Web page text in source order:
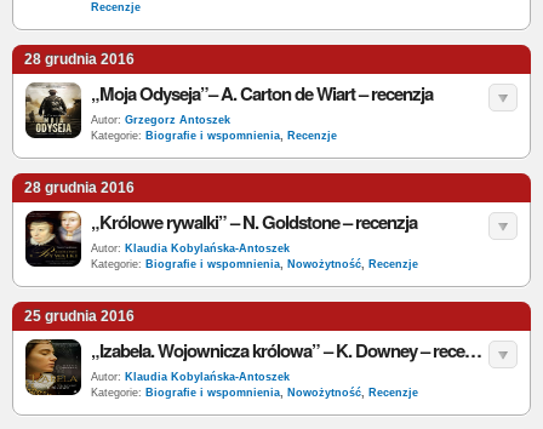
Recenzje
28 grudnia 2016
„Moja Odyseja”– A. Carton de Wiart – recenzja
Autor: Grzegorz Antoszek
Kategorie: Biografie i wspomnienia, Recenzje
28 grudnia 2016
„Królowe rywalki” – N. Goldstone – recenzja
Autor: Klaudia Kobylańska-Antoszek
Kategorie: Biografie i wspomnienia, Nowożytność, Recenzje
25 grudnia 2016
„Izabela. Wojownicza królowa” – K. Downey – recenzja
Autor: Klaudia Kobylańska-Antoszek
Kategorie: Biografie i wspomnienia, Nowożytność, Recenzje